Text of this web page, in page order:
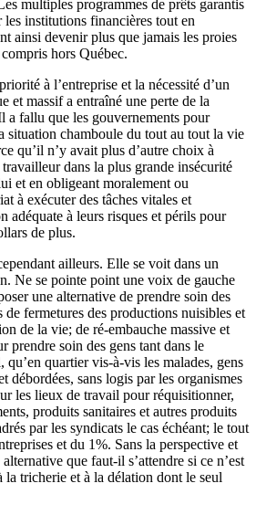
multiples programmes de prêts garantis
institutions financières tout en
ainsi devenir plus que jamais les proies
hors Québec.
à l’entreprise et la nécessité d’un
et massif a entraîné une perte de la
a fallu que les gouvernements pour
situation chamboule du tout au tout la vie
qu’il n’y avait plus d’autre choix à
dans la plus grande insécurité
et en obligeant moralement ou
à exécuter des tâches vitales et
adéquate à leurs risques et périls pour
de plus.
ailleurs. Elle se voit dans un
Ne se pointe point une voix de gauche
une alternative de prendre soin des
de fermetures des productions nuisibles et
de la vie; de ré-embauche massive et
prendre soin des gens tant dans le
qu’en quartier vis-à-vis les malades, gens
débordées, sans logis par les organismes
les lieux de travail pour réquisitionner,
produits sanitaires et autres produits
par les syndicats le cas échéant; le tout
et du 1%. Sans la perspective et
que faut-il s’attendre si ce n’est
tricherie et à la délation dont le seul